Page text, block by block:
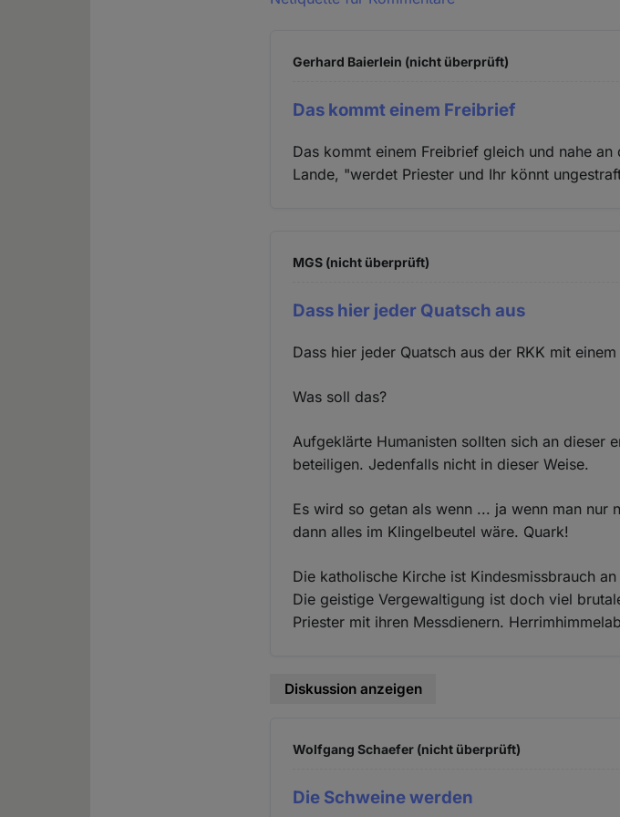
Gerhard Baierlein (nicht überprüft)
Das kommt einem Freibrief
Das kommt einem Freibrief gleich und nahe
Lande, "werdet Priester und Ihr könnt
MGS (nicht überprüft)
Dass hier jeder Quatsch aus
Dass hier jeder Quatsch aus der RKK mit
Was soll das?
Aufgeklärte Humanisten sollten sich an dieser
beteiligen. Jedenfalls nicht in dieser Weise.
Es wird so getan als wenn ... ja wenn man nur
dann alles im Klingelbeutel wäre. Quark!
Die katholische Kirche ist Kindesmissbrauch
Die geistige Vergewaltigung ist doch viel
Priester mit ihren Messdienern.
Diskussion anzeigen
Wolfgang Schaefer (nicht überprüft)
Die Schweine werden